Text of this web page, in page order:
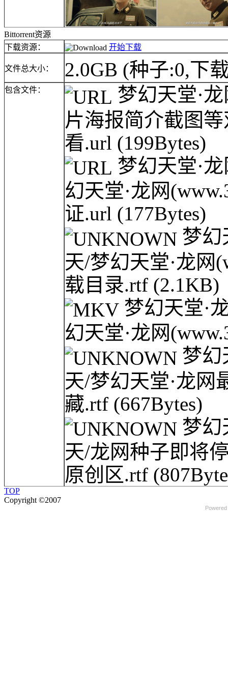
Bittorrent资源
下载资源：
开始下载
文件总大小： 2.0GB (种子:0,下
包含文件：
梦幻天堂·
片海报简介截图
看.url (199Bytes)
梦幻天堂·
幻天堂·龙网
证.url (177Bytes)
梦幻
天/梦幻天堂·龙网
载目录.rtf (2.1KB)
梦幻天堂·
幻天堂·龙网
梦幻
天/梦幻天堂·龙网
藏.rtf (667Bytes)
梦幻
天/龙网种子即将
原创区.rtf
TOP
Copyright ©2007